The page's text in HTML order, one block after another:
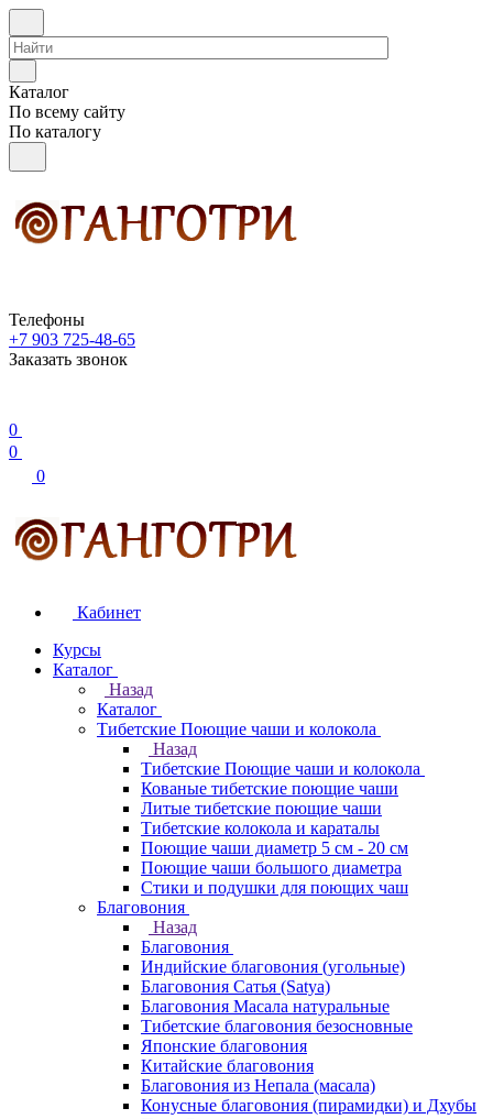
Каталог
По всему сайту
По каталогу
Телефоны
+7 903 725-48-65
Заказать звонок
0
0
0
Кабинет
Курсы
Каталог
Назад
Каталог
Тибетские Поющие чаши и колокола
Назад
Тибетские Поющие чаши и колокола
Кованые тибетские поющие чаши
Литые тибетские поющие чаши
Тибетские колокола и караталы
Поющие чаши диаметр 5 см - 20 см
Поющие чаши большого диаметра
Стики и подушки для поющих чаш
Благовония
Назад
Благовония
Индийские благовония (угольные)
Благовония Сатья (Satya)
Благовония Масала натуральные
Тибетские благовония безосновные
Японские благовония
Китайские благовония
Благовония из Непала (масала)
Конусные благовония (пирамидки) и Дхубы